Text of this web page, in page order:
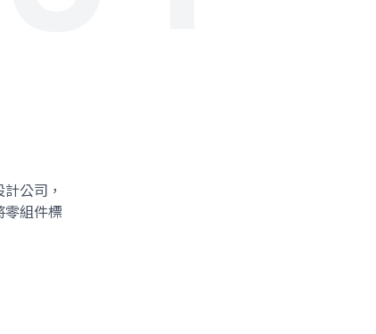
公司，
組件標